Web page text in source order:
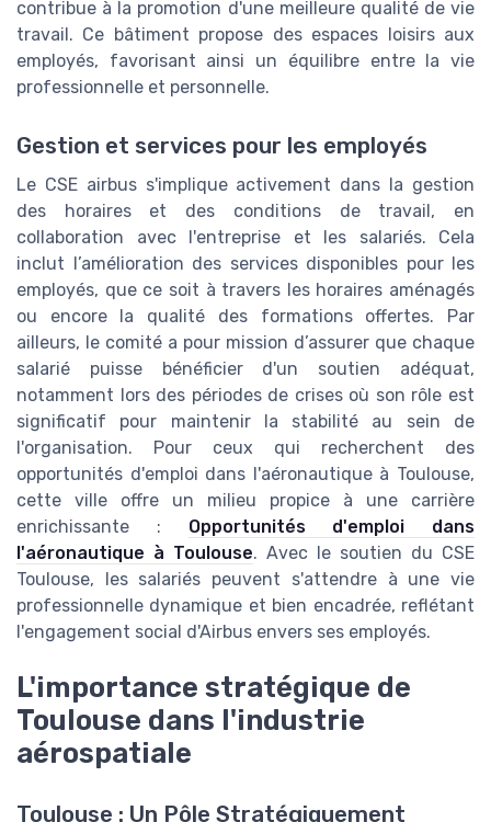
contribue à la promotion d'une meilleure qualité de vie
travail. Ce bâtiment propose des espaces loisirs aux
employés, favorisant ainsi un équilibre entre la vie
professionnelle et personnelle.
Gestion et services pour les employés
Le CSE airbus s'implique activement dans la gestion
des horaires et des conditions de travail, en
collaboration avec l'entreprise et les salariés. Cela
inclut l’amélioration des services disponibles pour les
employés, que ce soit à travers les horaires aménagés
ou encore la qualité des formations offertes. Par
ailleurs, le comité a pour mission d’assurer que chaque
salarié puisse bénéficier d'un soutien adéquat,
notamment lors des périodes de crises où son rôle est
significatif pour maintenir la stabilité au sein de
l'organisation. Pour ceux qui recherchent des
opportunités d'emploi dans l'aéronautique à Toulouse,
cette ville offre un milieu propice à une carrière
enrichissante : Opportunités d'emploi dans
l'aéronautique à Toulouse. Avec le soutien du CSE
Toulouse, les salariés peuvent s'attendre à une vie
professionnelle dynamique et bien encadrée, reflétant
l'engagement social d'Airbus envers ses employés.
L'importance stratégique de
Toulouse dans l'industrie
aérospatiale
Toulouse : Un Pôle Stratégiquement